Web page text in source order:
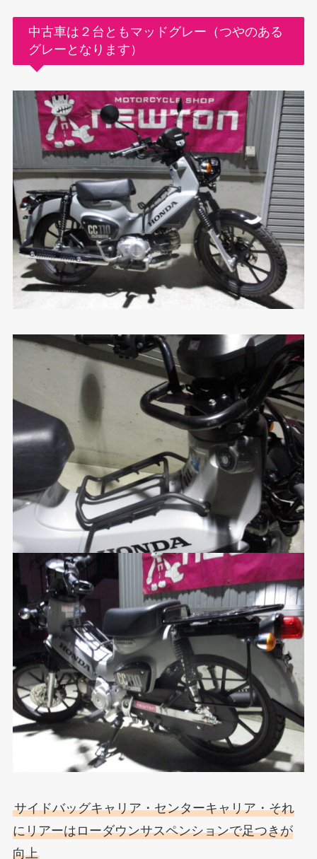
中古車は２台ともマッドグレー（つやのある
グレーとなります）
サイドバッグキャリア・センターキャリア・それ
にリアーはローダウンサスペンションで足つきが
向上